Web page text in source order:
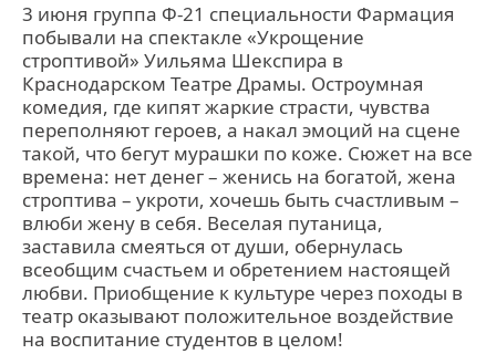
3 июня группа Ф-21 специальности Фармация
побывали на спектакле «Укрощение
строптивой» Уильяма Шекспира в
Краснодарском Театре Драмы. Остроумная
комедия, где кипят жаркие страсти, чувства
переполняют героев, а накал эмоций на сцене
такой, что бегут мурашки по коже. Сюжет на все
времена: нет денег – женись на богатой, жена
строптива – укроти, хочешь быть счастливым –
влюби жену в себя. Веселая путаница,
заставила смеяться от души, обернулась
всеобщим счастьем и обретением настоящей
любви. Приобщение к культуре через походы в
театр оказывают положительное воздействие
на воспитание студентов в целом!